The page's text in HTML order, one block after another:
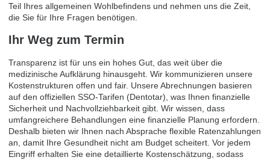
Teil Ihres allgemeinen Wohlbefindens und nehmen uns die Zeit,
die Sie für Ihre Fragen benötigen.
Ihr Weg zum Termin
Transparenz ist für uns ein hohes Gut, das weit über die
medizinische Aufklärung hinausgeht. Wir kommunizieren unsere
Kostenstrukturen offen und fair. Unsere Abrechnungen basieren
auf den offiziellen SSO-Tarifen (Dentotar), was Ihnen finanzielle
Sicherheit und Nachvollziehbarkeit gibt. Wir wissen, dass
umfangreichere Behandlungen eine finanzielle Planung erfordern.
Deshalb bieten wir Ihnen nach Absprache flexible Ratenzahlungen
an, damit Ihre Gesundheit nicht am Budget scheitert. Vor jedem
Eingriff erhalten Sie eine detaillierte Kostenschätzung, sodass